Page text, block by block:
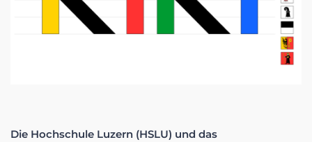
Die Hochschule Luzern (HSLU) und das